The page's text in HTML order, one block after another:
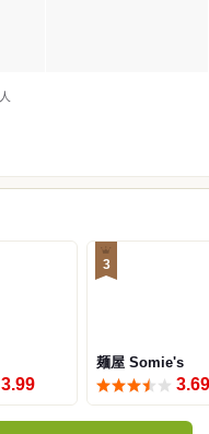
人
3.99
3
麺屋 Somie's
3.69